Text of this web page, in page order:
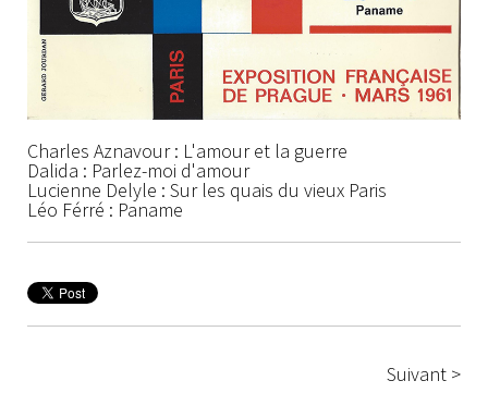
Charles Aznavour : L'amour et la guerre
Dalida : Parlez-moi d'amour
Lucienne Delyle : Sur les quais du vieux Paris
Léo Férré : Paname
Suivant >